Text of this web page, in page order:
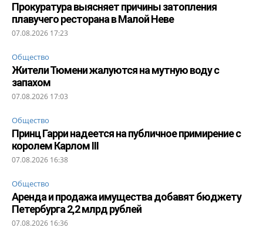
Прокуратура выясняет причины затопления
плавучего ресторана в Малой Неве
07.08.2026 17:23
Общество
Жители Тюмени жалуются на мутную воду с
запахом
07.08.2026 17:03
Общество
Принц Гарри надеется на публичное примирение с
королем Карлом III
07.08.2026 16:38
Общество
Аренда и продажа имущества добавят бюджету
Петербурга 2,2 млрд рублей
07.08.2026 16:36